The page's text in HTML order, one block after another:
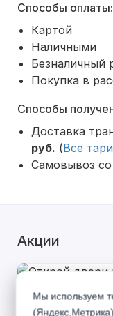
Способы оплаты:
Картой
Наличными
Безналичный
Покупка в
Способы
Доставка
руб. (Все
Самовывоз со
Акции
Мы используем